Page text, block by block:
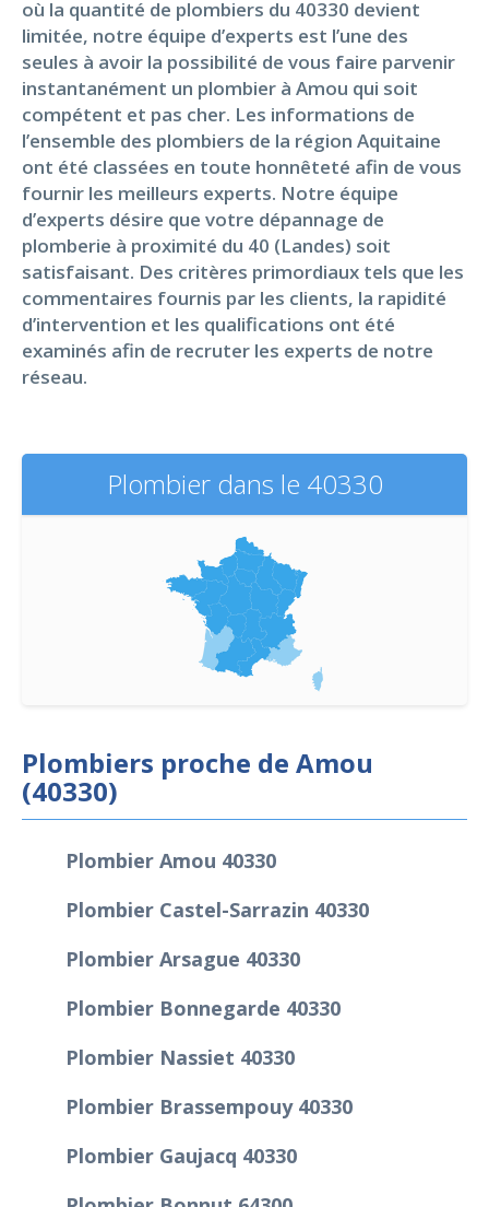
où la quantité de plombiers du 40330 devient
limitée, notre équipe d’experts est l’une des
seules à avoir la possibilité de vous faire parvenir
instantanément un plombier à Amou qui soit
compétent et pas cher. Les informations de
l’ensemble des plombiers de la région Aquitaine
ont été classées en toute honnêteté afin de vous
fournir les meilleurs experts. Notre équipe
d’experts désire que votre dépannage de
plomberie à proximité du 40 (Landes) soit
satisfaisant. Des critères primordiaux tels que les
commentaires fournis par les clients, la rapidité
d’intervention et les qualifications ont été
examinés afin de recruter les experts de notre
réseau.
Plombier dans le 40330
Plombiers proche de Amou
(40330)
Plombier Amou 40330
Plombier Castel-Sarrazin 40330
Plombier Arsague 40330
Plombier Bonnegarde 40330
Plombier Nassiet 40330
Plombier Brassempouy 40330
Plombier Gaujacq 40330